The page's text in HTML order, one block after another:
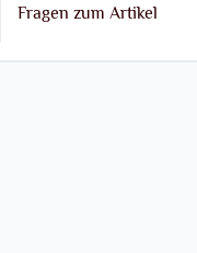
Fragen zum Artikel